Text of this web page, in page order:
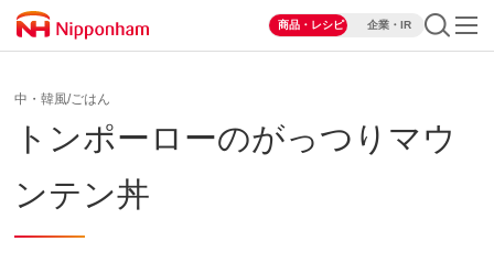
商品・レシピ 企業・IR
中・韓風/ごはん
トンポーローのがっつりマウ
ンテン丼